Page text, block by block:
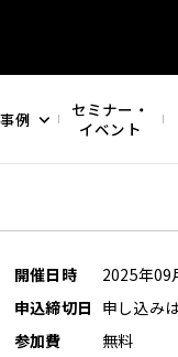
例
セミナー・
イベント
開催日時
2025年09
申込締切日 申し込み
参加費
無料